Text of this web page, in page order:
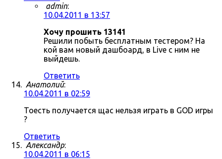
admin:
10.04.2011 в 13:57
Хочу прошить 13141
Решили побыть бесплатным тестером? На
кой вам новый дашбоард, в Live с ним не
выйдешь.
Ответить
Анатолий:
10.04.2011 в 02:59
Тоесть получается щас нельзя играть в GOD игры
?
Ответить
Александр:
10.04.2011 в 06:15